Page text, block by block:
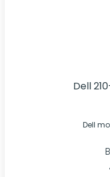
Dell
Dell